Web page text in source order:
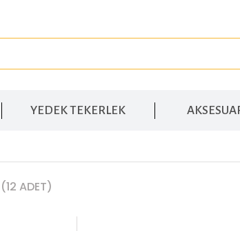
YEDEK TEKERLEK
(12 ADET)